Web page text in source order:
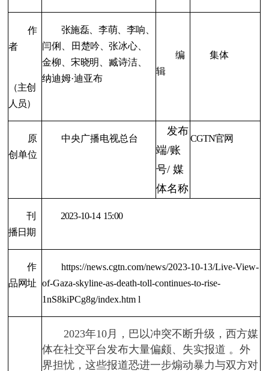
作
者
（主创
人员）
张施磊、李萌、李响
闫俐
田楚吟、张冰心、
金柳 、宋晓明 、臧诗洁、
纳迪姆·迪亚布
编
辑
集体
原
创单位
中央广播电视总台
发布
端/账
号/ 媒
体名称
CGTN官网
刊
播日期
2023-10-14 15:00
作
品网址
https://news.cgtn.com/news/2023-10-13/Live-View-
of-Gaza-skyline-as-death-toll-continues-to-rise-
1nS8kiPCg8g/index.htm l
2023年10月，巴以冲突不断升级，西方媒
体在社交平台发布大量偏颇、失实报道 。外
界担忧，这些报道恐进一步煽动暴力与双方对